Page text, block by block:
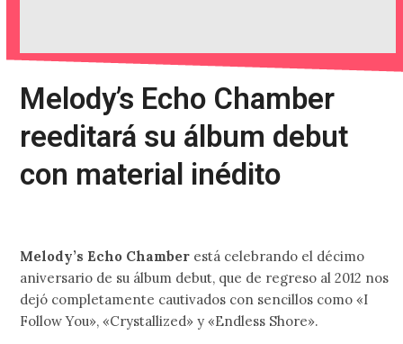
Melody’s Echo Chamber
reeditará su álbum debut
con material inédito
Melody’s Echo Chamber está celebrando el décimo
aniversario de su álbum debut, que de regreso al 2012 nos
dejó completamente cautivados con sencillos como «I
Follow You», «Crystallized» y «Endless Shore».